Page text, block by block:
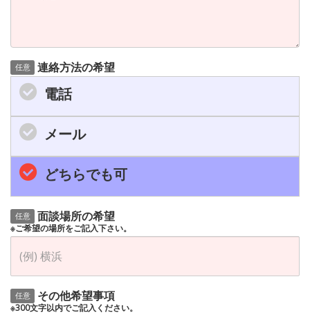
任意 連絡方法の希望
電話
メール
どちらでも可
任意 面談場所の希望
※ご希望の場所をご記入下さい。
任意 その他希望事項
※300文字以内でご記入ください。